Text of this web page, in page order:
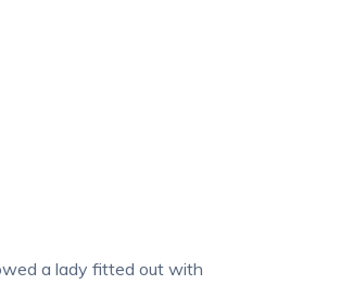
a lady fitted out with